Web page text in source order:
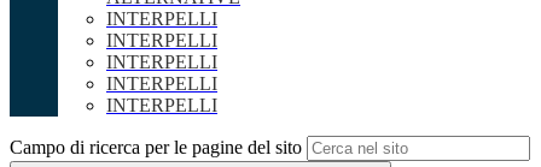
INTERPELLI
INTERPELLI
INTERPELLI
INTERPELLI
INTERPELLI
Campo di ricerca per le pagine del sito